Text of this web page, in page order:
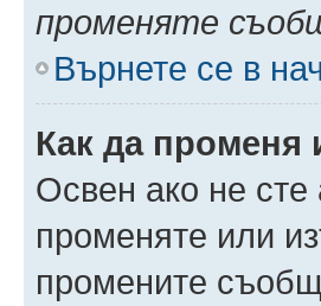
променяте
Върнете се в
Как да променя
Освен ако не
променяте или
промените